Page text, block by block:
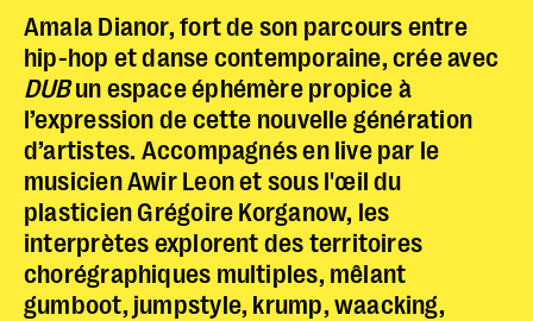
Amala Dianor, fort de son parcours entre
hip-hop et danse contemporaine, crée avec
DUBun espace éphémère propice à
l’expression de cette nouvelle génération
d’artistes. Accompagnés en live par le
musicien Awir Leon et sous l'œil du
plasticien Grégoire Korganow, les
interprètes explorent des territoires
chorégraphiques multiples, mêlant
gumboot, jumpstyle, krump, waacking,